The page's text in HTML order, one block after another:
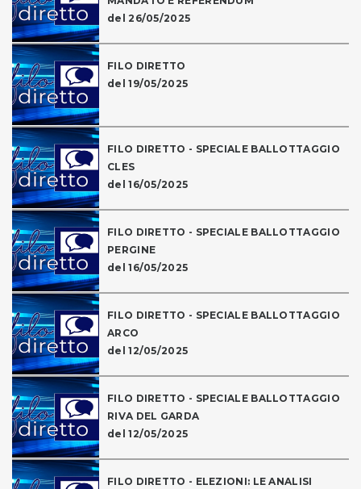
del 26/05/2025
FILO DIRETTO
del 19/05/2025
FILO DIRETTO - SPECIALE BALLOTTAGGIO
CLES
del 16/05/2025
FILO DIRETTO - SPECIALE BALLOTTAGGIO
PERGINE
del 16/05/2025
FILO DIRETTO - SPECIALE BALLOTTAGGIO
ARCO
del 12/05/2025
FILO DIRETTO - SPECIALE BALLOTTAGGIO
RIVA DEL GARDA
del 12/05/2025
FILO DIRETTO - ELEZIONI: LE ANALISI